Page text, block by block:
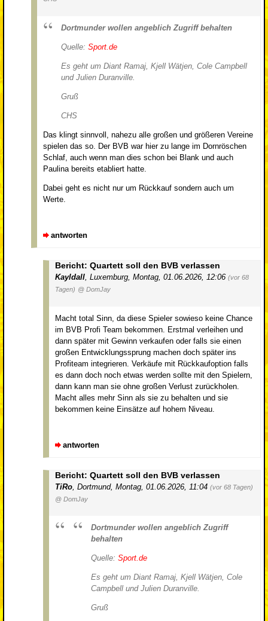
Dortmunder wollen angeblich Zugriff behalten
Quelle: Sport.de
Es geht um Diant Ramaj, Kjell Wätjen, Cole Campbell
und Julien Duranville.
Gruß
CHS
Das klingt sinnvoll, nahezu alle großen und größeren Vereine
spielen das so. Der BVB war hier zu lange im Dornröschen
Schlaf, auch wenn man dies schon bei Blank und auch
Paulina bereits etabliert hatte.
Dabei geht es nicht nur um Rückkauf sondern auch um
Werte.
antworten
Bericht: Quartett soll den BVB verlassen
Kayldall, Luxemburg, Montag, 01.06.2026, 12:06 (vor 68
Tagen) @ DomJay
Macht total Sinn, da diese Spieler sowieso keine Chance
im BVB Profi Team bekommen. Erstmal verleihen und
dann später mit Gewinn verkaufen oder falls sie einen
großen Entwicklungssprung machen doch später ins
Profiteam integrieren. Verkäufe mit Rückkaufoption falls
es dann doch noch etwas werden sollte mit den Spielern,
dann kann man sie ohne großen Verlust zurückholen.
Macht alles mehr Sinn als sie zu behalten und sie
bekommen keine Einsätze auf hohem Niveau.
antworten
Bericht: Quartett soll den BVB verlassen
TiRo Dortmund, Montag, 01.06.2026, 11:04 (vor 68 Tagen)
@ DomJay
Dortmunder wollen angeblich Zugriff
behalten
Quelle: Sport.de
Es geht um Diant Ramaj, Kjell Wätjen, Cole
Campbell und Julien Duranville.
Gruß